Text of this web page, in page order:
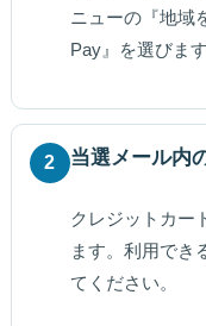
ニューの『地域
Pay』を選びます
2 当選メール内
クレジットカー
ます。利用でき
てください。